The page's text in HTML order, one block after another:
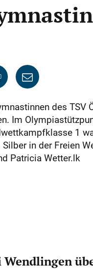
des TSV
Im
1
in der Freien
Patricia Wetter.lk